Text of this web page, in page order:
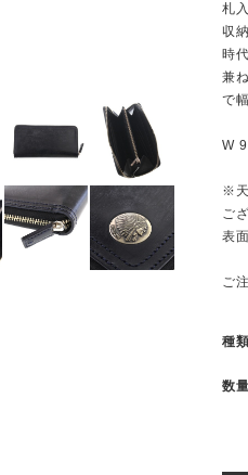
札
収
時
兼
で
W
※
ご
表
ご
種類
数量